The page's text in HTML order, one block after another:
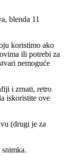
blenda 11
koristimo ako
ili potrebi za
nemoguće
i zrnati, retro
iskoristite ove
(drugi je za